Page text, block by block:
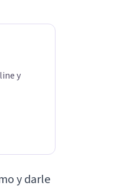
y
y darle